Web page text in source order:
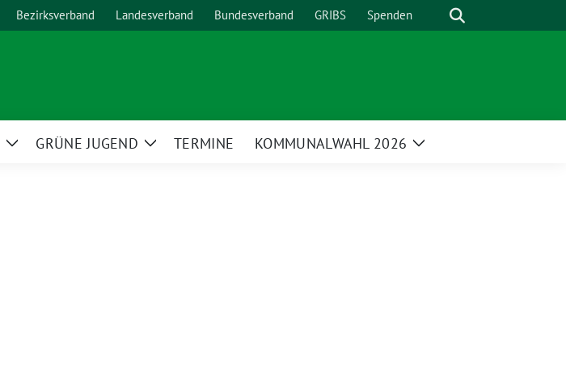
Bezirksverband Landesverband Bundesverband GRIBS Spenden Suche
ZeigeGRÜNE JUGEND
ZeigeTERMINE KOMMUNALWAHL 2026
Zeige